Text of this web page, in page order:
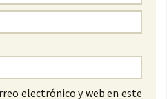
electrónico y web en este